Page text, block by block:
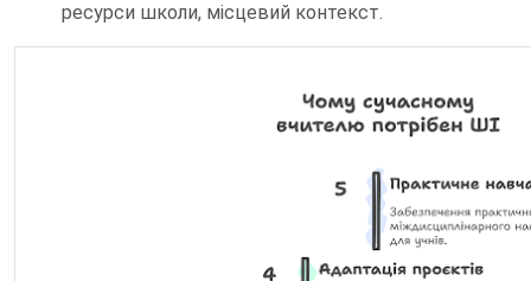
ресурси школи, місцевий контекст.